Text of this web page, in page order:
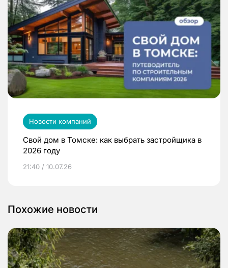
Новости компаний
Свой дом в Томске: как выбрать застройщика в
2026 году
21:40 / 10.07.26
Похожие новости